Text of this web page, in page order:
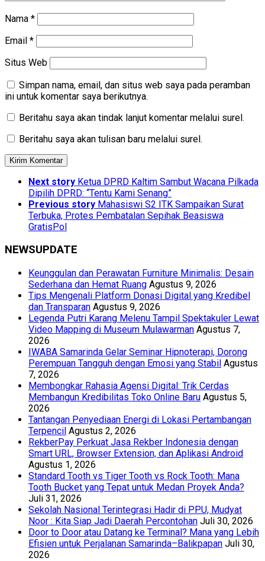
Nama *
Email *
Situs Web
Simpan nama, email, dan situs web saya pada peramban
ini untuk komentar saya berikutnya.
Beritahu saya akan tindak lanjut komentar melalui surel.
Beritahu saya akan tulisan baru melalui surel.
Next story Ketua DPRD Kaltim Sambut Wacana Pilkada
Dipilih DPRD: “Tentu Kami Senang”
Previous story Mahasiswi S2 ITK Sampaikan Surat
Terbuka, Protes Pembatalan Sepihak Beasiswa
GratisPol
NEWSUPDATE
Keunggulan dan Perawatan Furniture Minimalis: Desain
Sederhana dan Hemat Ruang Agustus 9, 2026
Tips Mengenali Platform Donasi Digital yang Kredibel
dan Transparan Agustus 9, 2026
Legenda Putri Karang Melenu Tampil Spektakuler Lewat
Video Mapping di Museum Mulawarman Agustus 7,
2026
IWABA Samarinda Gelar Seminar Hipnoterapi, Dorong
Perempuan Tangguh dengan Emosi yang Stabil Agustus
7, 2026
Membongkar Rahasia Agensi Digital: Trik Cerdas
Membangun Kredibilitas Toko Online Baru Agustus 5,
2026
Tantangan Penyediaan Energi di Lokasi Pertambangan
Terpencil Agustus 2, 2026
RekberPay Perkuat Jasa Rekber Indonesia dengan
Smart URL, Browser Extension, dan Aplikasi Android
Agustus 1, 2026
Standard Tooth vs Tiger Tooth vs Rock Tooth: Mana
Tooth Bucket yang Tepat untuk Medan Proyek Anda?
Juli 31, 2026
Sekolah Nasional Terintegrasi Hadir di PPU, Mudyat
Noor : Kita Siap Jadi Daerah Percontohan Juli 30, 2026
Door to Door atau Datang ke Terminal? Mana yang Lebih
Efisien untuk Perjalanan Samarinda–Balikpapan Juli 30,
2026